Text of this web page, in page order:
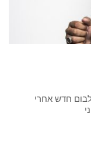
חדש אחרי